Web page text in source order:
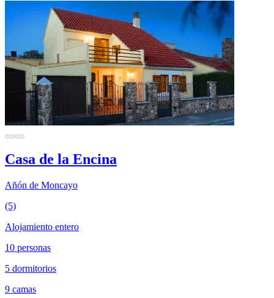
Casa de la Encina
Añón de Moncayo
(5)
Alojamiento entero
10 personas
5 dormitorios
9 camas